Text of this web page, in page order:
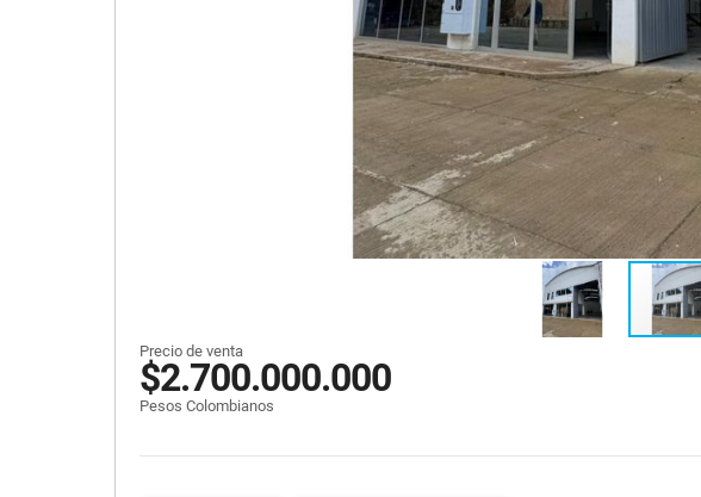
Precio de venta
$2.700.000.000
Pesos Colombianos